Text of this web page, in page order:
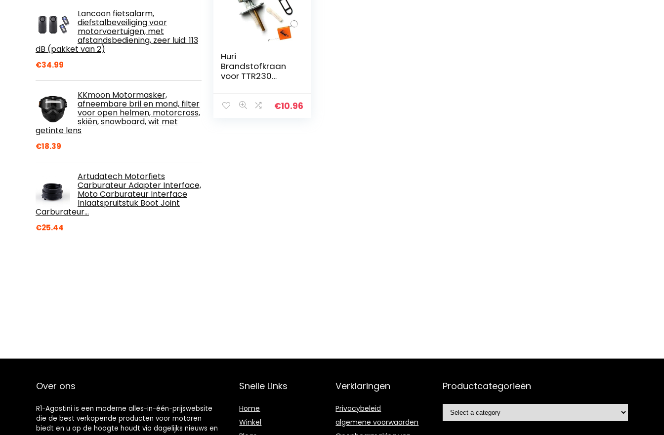
Lancoon fietsalarm,
diefstalbeveiliging voor
motorvoertuigen, met
afstandsbediening, zeer luid: 113
dB (pakket van 2)
€34.99
KKmoon Motormasker,
afneembare bril en mond, filter
voor open helmen, motorcross,
skiën, snowboard, wit met
getinte lens
€18.39
Artudatech Motorfiets
Carburateur Adapter Interface,
Moto Carburateur Interface
Inlaatspruitstuk Boot Joint
Carburateur…
€25.44
Huri
Brandstofkraan
voor TTR230
benzinepomp€10.96
Over ons
R1-Agostini is een moderne alles-in-één-prijswebsite
die de best verkopende producten voor motoren
biedt en u op de hoogte houdt via dagelijks nieuws en
Snelle Links
Home
Winkel
Verklaringen
Privacybeleid
algemene voorwaarden
Productcategorieën